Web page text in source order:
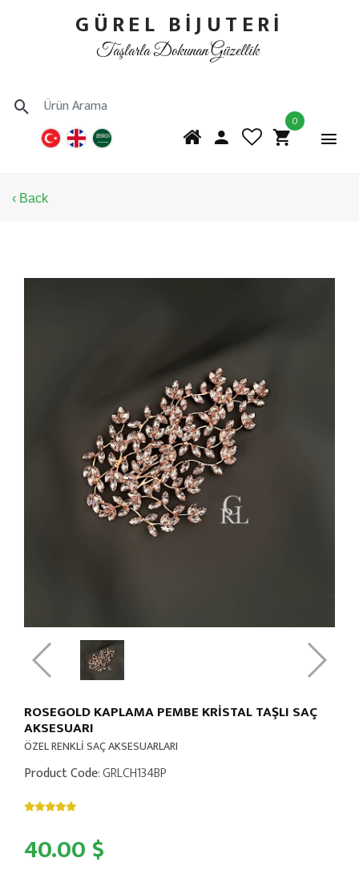
GÜREL BİJUTERİ
Taşlarla Dokunan Güzellik
0
‹ Back
ROSEGOLD KAPLAMA PEMBE KRİSTAL TAŞLI SAÇ
AKSESUARI
ÖZEL RENKLİ SAÇ AKSESUARLARI
Product Code: GRLCH134BP
40.00 $